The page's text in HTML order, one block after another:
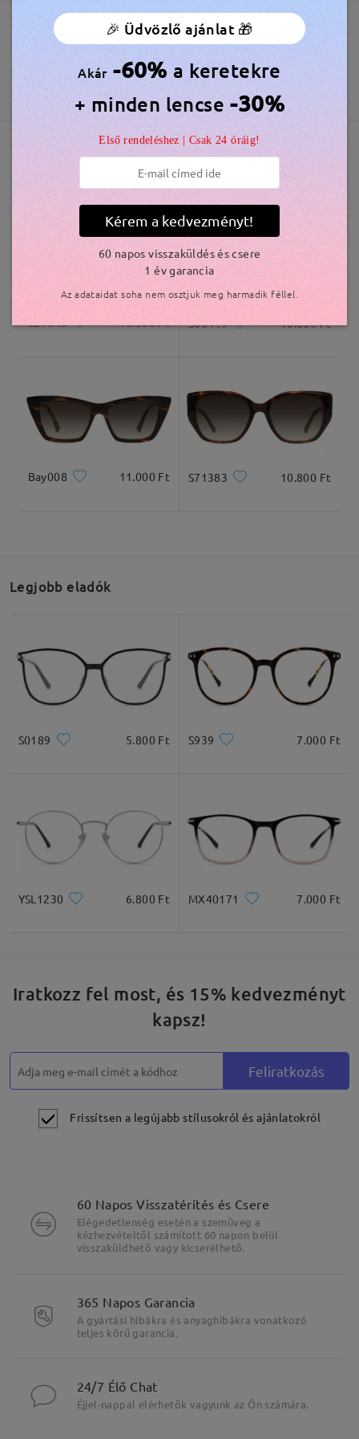
Olvassa el az összes
véleményt
Írjon egy véleményt
Megrendelés leadva
feldolgozási idő
5-7 munkanap részletek
Elküldve
szállítási idő
5-7 munkanap
részletek
Kiszállítva
Ingyenes Karcálló Lencsebevonat Tartozék
60 Napos Visszatérítés és Csere
365 Napos Garancia
Bővebben
Hasonló keretek
S21643 10.500 Ft S86449 10.800 Ft
Bay008 11.000 Ft S71383 10.800 Ft
Legjobb eladók
S0189 5.800 Ft S939 7.000 Ft
YSL1230 6.800 Ft MX40171 7.000 Ft
Iratkozz fel most, és 15% kedvezményt
kapsz!
Feliratkozás
Frissítsen a legújabb stílusokról és ajánlatokról
60 Napos Visszatérítés és Csere
Elégedetlenség esetén a szemüveg a
kézhezvételtől számított 60 napon belül
visszaküldhető vagy kicserélhető.
365 Napos Garancia
A gyártási hibákra és anyaghibákra vonatkozó
teljes körű garancia.
24/7 Élő Chat
Éjjel-nappal elérhetők vagyunk az Ön számára.
🎉 Üdvözlő ajánlat 🎁
Akár -60% a keretekre
+ minden lencse -30%
Első rendeléshez | Csak 24 óráig!
Kérem a kedvezményt!
60 napos visszaküldés és csere
1 év garancia
Az adataidat soha nem osztjuk meg harmadik féllel.